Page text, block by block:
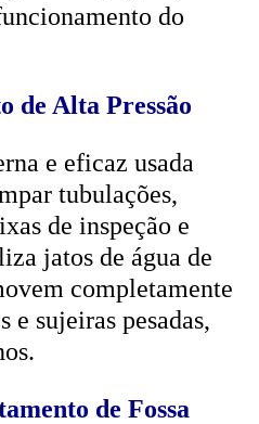
do
de Alta Pressão
e eficaz usada
tubulações,
de inspeção e
jatos de água de
completamente
e sujeiras pesadas,
de Fossa